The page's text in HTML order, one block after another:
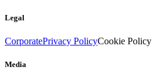
Legal
CorporatePrivacy PolicyCookie Policy
Media